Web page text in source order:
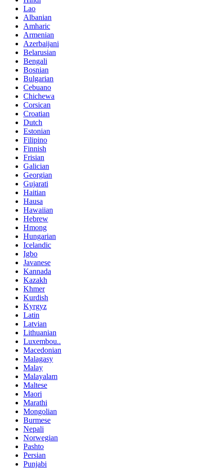
Lao
Albanian
Amharic
Armenian
Azerbaijani
Belarusian
Bengali
Bosnian
Bulgarian
Cebuano
Chichewa
Corsican
Croatian
Dutch
Estonian
Filipino
Finnish
Frisian
Galician
Georgian
Gujarati
Haitian
Hausa
Hawaiian
Hebrew
Hmong
Hungarian
Icelandic
Igbo
Javanese
Kannada
Kazakh
Khmer
Kurdish
Kyrgyz
Latin
Latvian
Lithuanian
Luxembou..
Macedonian
Malagasy
Malay
Malayalam
Maltese
Maori
Marathi
Mongolian
Burmese
Nepali
Norwegian
Pashto
Persian
Punjabi